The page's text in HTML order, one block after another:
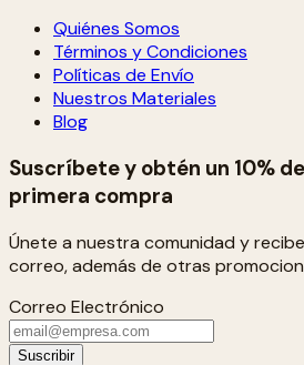
Quiénes Somos
Términos y Condiciones
Políticas de Envío
Nuestros Materiales
Blog
Suscríbete y obtén un 10%
primera compra
Únete a nuestra comunidad y
correo, además de otras
Correo Electrónico
Suscribir